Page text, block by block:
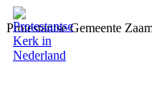
Protestantse Gemeente